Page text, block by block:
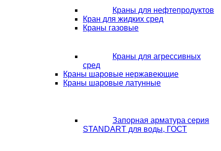
Краны для нефтепродуктов
Кран для жидких сред
Краны газовые
Краны для агрессивных
сред
Краны шаровые нержавеющие
Краны шаровые латунные
Запорная арматура серия
STANDART для воды, ГОСТ